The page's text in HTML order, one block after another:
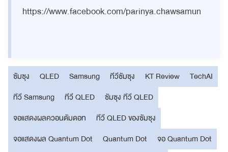
https://www.facebook.com/parinya.chawsamun
ซัมซุง QLED Samsung ทีวีซัมซุง KT Review
TechAI
ทีวี Samsung
ทีวี QLED
ซัมซุง ทีวี QLED
จอแสดงผลควอนตัมดอท
ทีวี QLED ของซัมซุง
จอแสดงผล Quantum Dot
Quantum Dot
จอ Quantum Dot